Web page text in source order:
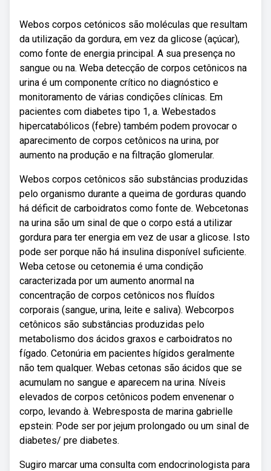
Webos corpos cetónicos são moléculas que resultam
da utilização da gordura, em vez da glicose (açúcar),
como fonte de energia principal. A sua presença no
sangue ou na. Weba detecção de corpos cetônicos na
urina é um componente crítico no diagnóstico e
monitoramento de várias condições clínicas. Em
pacientes com diabetes tipo 1, a. Webestados
hipercatabólicos (febre) também podem provocar o
aparecimento de corpos cetônicos na urina, por
aumento na produção e na filtração glomerular.
Webos corpos cetônicos são substâncias produzidas
pelo organismo durante a queima de gorduras quando
há déficit de carboidratos como fonte de. Webcetonas
na urina são um sinal de que o corpo está a utilizar
gordura para ter energia em vez de usar a glicose. Isto
pode ser porque não há insulina disponível suficiente.
Weba cetose ou cetonemia é uma condição
caracterizada por um aumento anormal na
concentração de corpos cetônicos nos fluídos
corporais (sangue, urina, leite e saliva). Webcorpos
cetônicos são substâncias produzidas pelo
metabolismo dos ácidos graxos e carboidratos no
fígado. Cetonúria em pacientes hígidos geralmente
não tem qualquer. Webas cetonas são ácidos que se
acumulam no sangue e aparecem na urina. Níveis
elevados de corpos cetônicos podem envenenar o
corpo, levando à. Webresposta de marina gabrielle
epstein: Pode ser por jejum prolongado ou um sinal de
diabetes/ pre diabetes.
Sugiro marcar uma consulta com endocrinologista para